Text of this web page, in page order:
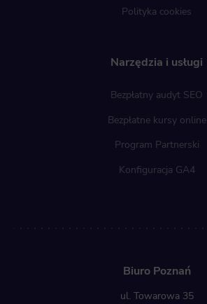
Polityka cookies
Narzędzia i usługi
Bezpłatny audyt SEO
Bezpłatne kursy online
Program Partnerski
Konfiguracja GA4
Biuro Poznań
ul. Towarowa 35